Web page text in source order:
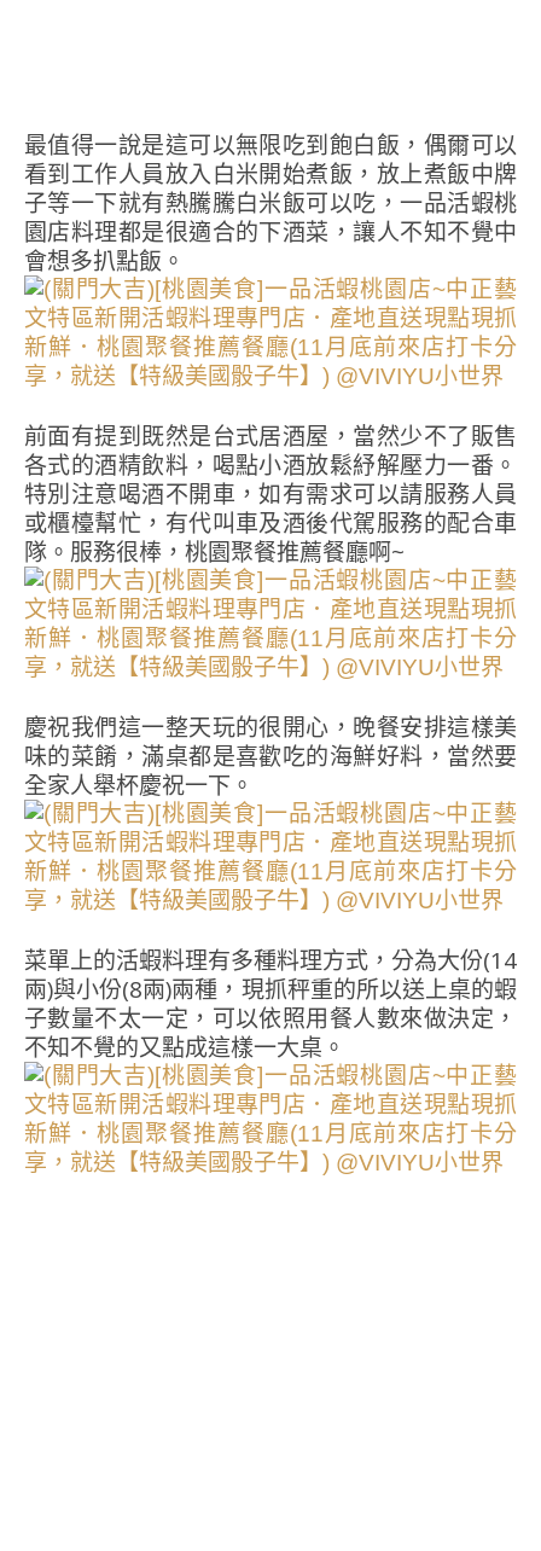
最值得一說是這可以無限吃到飽白飯，偶爾可以
看到工作人員放入白米開始煮飯，放上煮飯中牌
子等一下就有熱騰騰白米飯可以吃，一品活蝦桃
園店料理都是很適合的下酒菜，讓人不知不覺中
會想多扒點飯。
前面有提到既然是台式居酒屋，當然少不了販售
各式的酒精飲料，喝點小酒放鬆紓解壓力一番。
特別注意喝酒不開車，如有需求可以請服務人員
或櫃檯幫忙，有代叫車及酒後代駕服務的配合車
隊。服務很棒，桃園聚餐推薦餐廳啊~
慶祝我們這一整天玩的很開心，晚餐安排這樣美
味的菜餚，滿桌都是喜歡吃的海鮮好料，當然要
全家人舉杯慶祝一下。
菜單上的活蝦料理有多種料理方式，分為大份(14
兩)與小份(8兩)兩種，現抓秤重的所以送上桌的蝦
子數量不太一定，可以依照用餐人數來做決定，
不知不覺的又點成這樣一大桌。